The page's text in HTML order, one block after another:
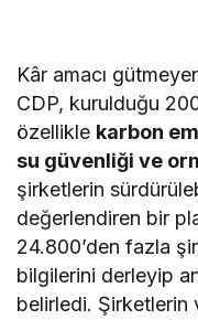
Kâr amacı
CDP, kurulduğu
özellikle karbon
su güvenliği ve
şirketlerin
değerlendiren bir
24.800’den fazla
bilgilerini derleyip
belirledi. Şirketlerin